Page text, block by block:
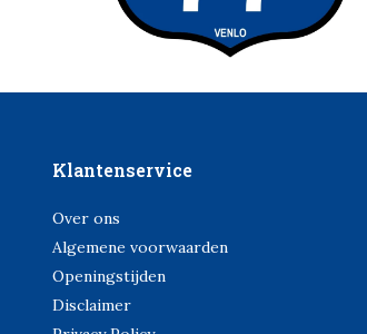
Klantenservice
Over ons
Algemene voorwaarden
Openingstijden
Disclaimer